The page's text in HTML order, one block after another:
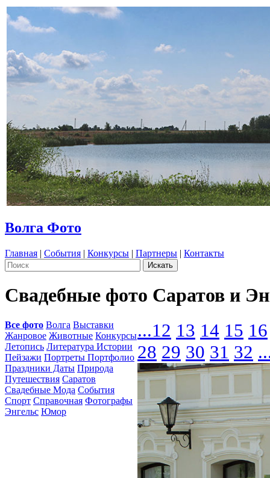
Волга Фото
Главная | События | Конкурсы | Партнеры | Контакты
Свадебные фото Саратов и
Все фото Волга Выставки
Жанровое Животные Конкурсы
Летопись Литература Истории
Пейзажи Портреты Портфолио
Праздники Даты Природа
Путешествия Саратов
Свадебные Мода События
Спорт Справочная Фотографы
Энгельс Юмор
...12 13 14 15 16
28 29 30 31 32